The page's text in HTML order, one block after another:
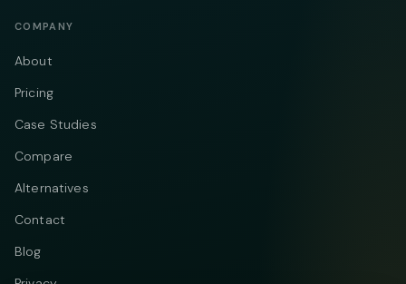
COMPANY
About
Pricing
Case Studies
Compare
Alternatives
Contact
Blog